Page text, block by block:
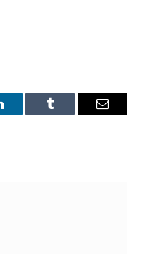
Tumblr Email